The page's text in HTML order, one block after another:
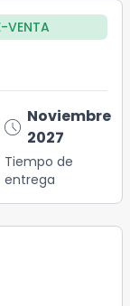
VENTA
schedule Noviembre
2027
Tiempo de
entrega